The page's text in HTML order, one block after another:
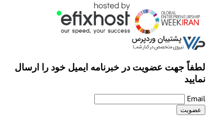
لطفاً جهت عضویت در خبرنامه ایمیل خود را ارسال
نمایید
Email